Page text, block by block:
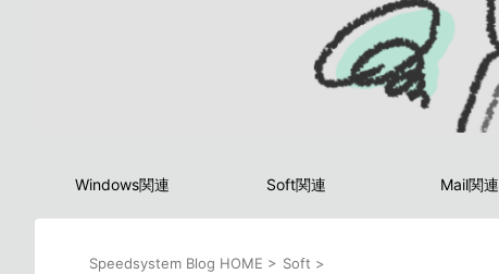
Windows関連 Soft関連 Mail関連
Speedsystem Blog HOME > Soft >